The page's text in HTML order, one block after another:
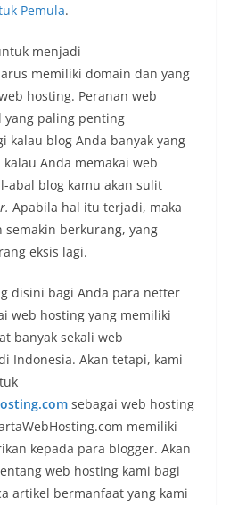
Pemula.
menjadi
memiliki domain dan yang
hosting. Peranan web
yang paling penting
kalau blog Anda banyak yang
Anda memakai web
abal blog kamu akan sulit
Apabila hal itu terjadi, maka
semakin berkurang, yang
eksis lagi.
disini bagi Anda para netter
web hosting yang memiliki
banyak sekali web
Indonesia. Akan tetapi, kami
sebagai web hosting
memiliki
kepada para blogger. Akan
web hosting kami bagi
artikel bermanfaat yang kami